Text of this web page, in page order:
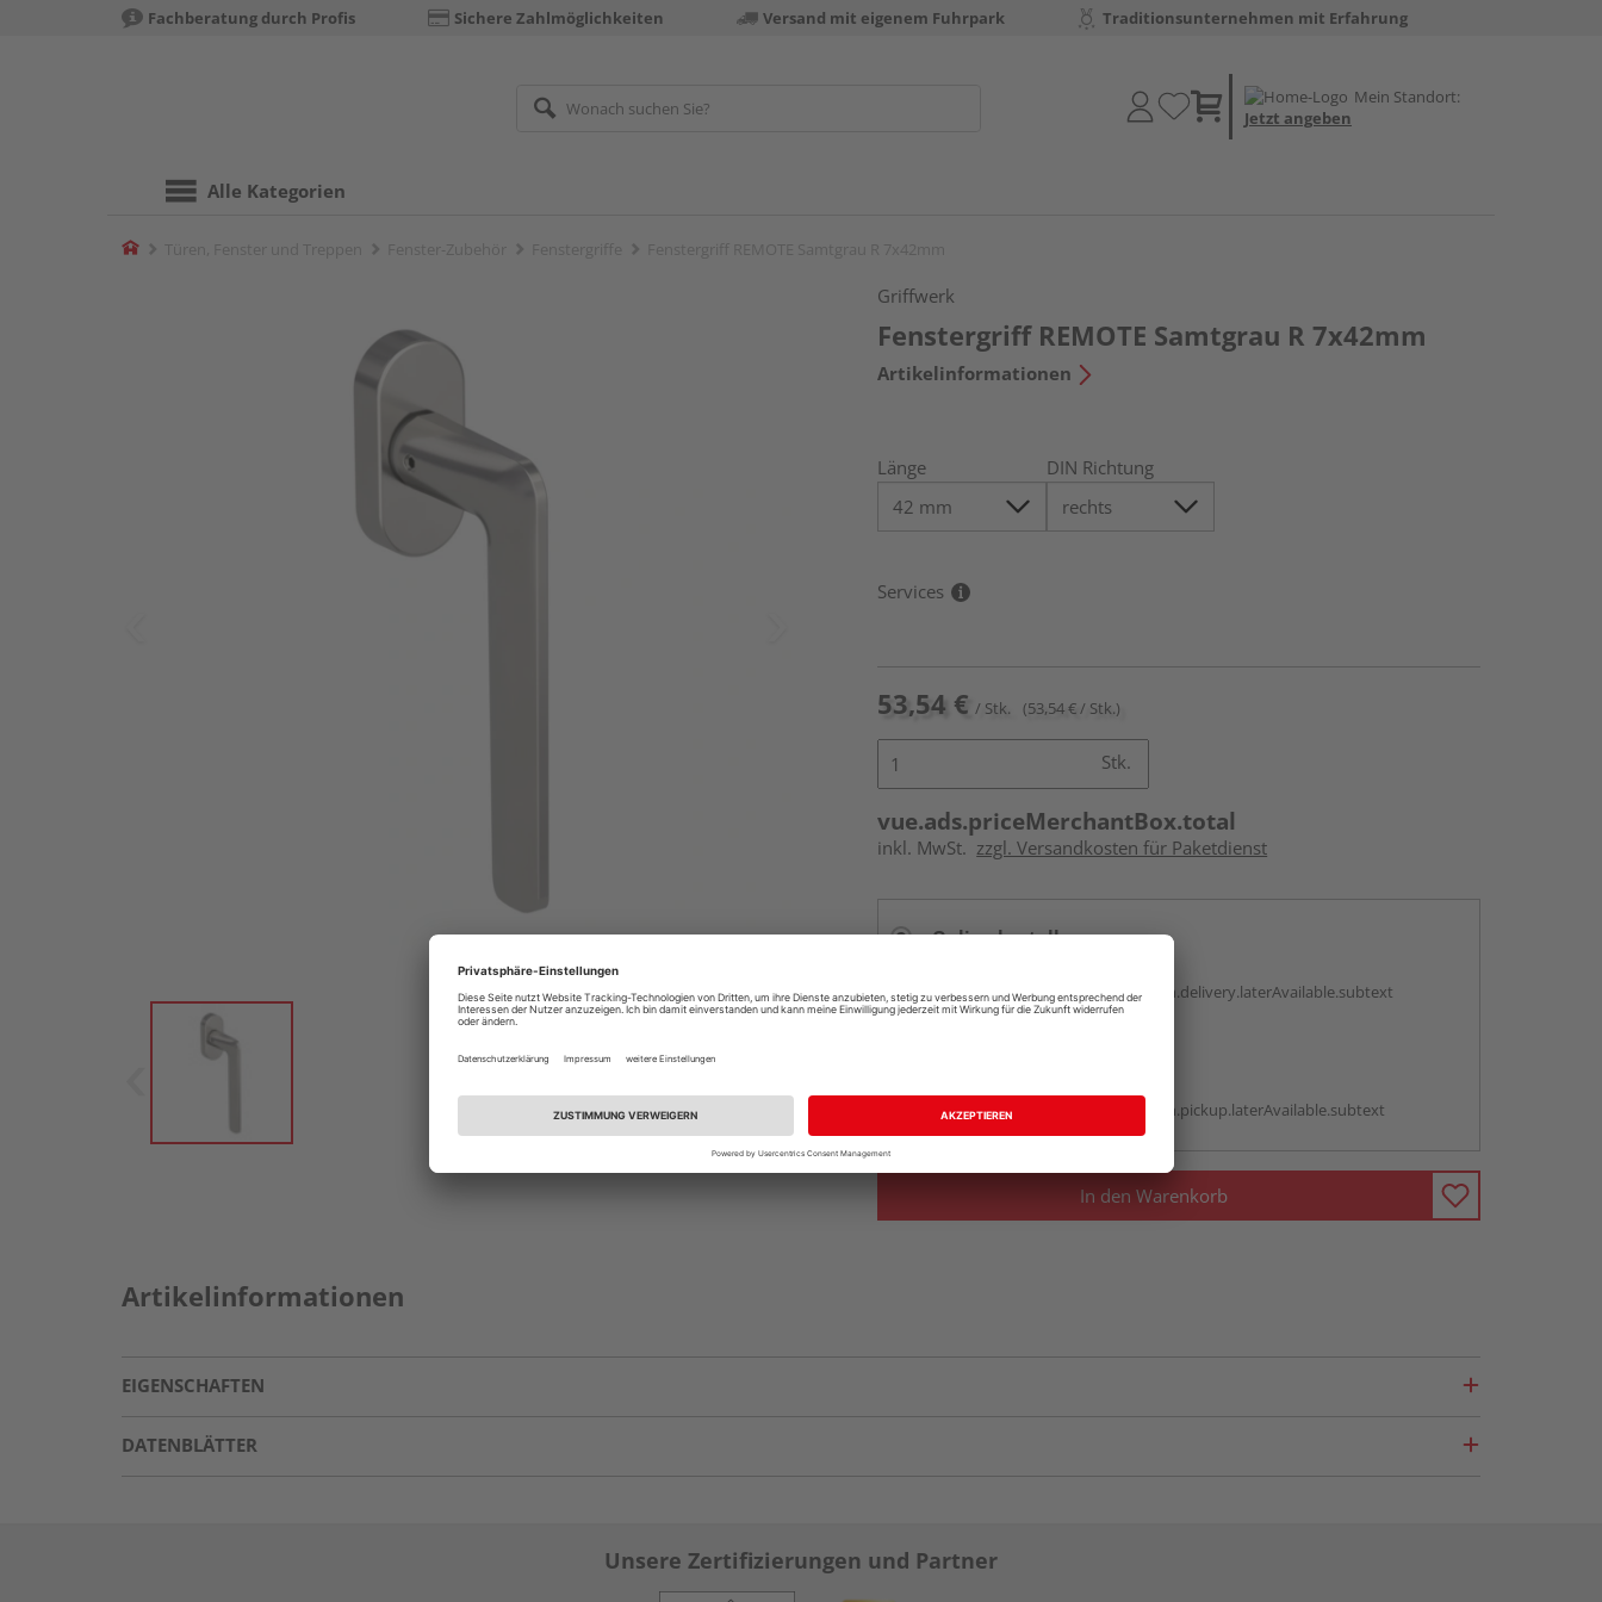
Fachberatung durch Profis Sichere Zahlmöglichkeiten Versand mit eigenem Fuhrpark Traditionsunternehmen mit Erfahrung
Mein Standort:
Jetzt angeben
Alle Kategorien
Home
Griffwerk
Fenstergriff REMOTE Samtgrau R 7x42mm
Artikelinformationen
Länge DIN Richtung
Services
53,54 € / Stk. (53,54 € / Stk.)
Stk.
vue.ads.priceMerchantBox.total
inkl. MwSt. zzgl. Versandkosten für Paketdienst
Online bestellen
vue.ads.priceMerchantBox.option.delivery.laterAvailable.subtext
vue.ads.priceMerchantBox.option.pickup.laterAvailable.subtext
In den Warenkorb
Artikelinformationen
EIGENSCHAFTEN
DATENBLÄTTER
Unsere Zertifizierungen und Partner